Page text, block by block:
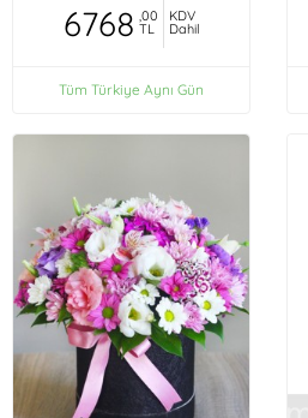
6768 ,00
TL
KDV
Dahil
Tüm Türkiye Aynı Gün